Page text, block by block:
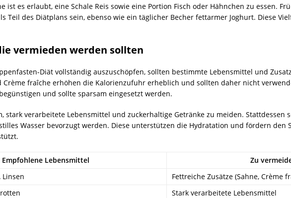
ist es erlaubt, eine Schale Reis sowie eine Portion Fisch oder Hähnchen zu essen.
Teil des Diätplans sein, ebenso wie ein täglicher Becher fettarmer Joghurt. Diese
vermieden werden sollten
Diät vollständig auszuschöpfen, sollten bestimmte Lebensmittel und
Crème fraîche erhöhen die Kalorienzufuhr erheblich und sollten daher nicht
und sollte sparsam eingesetzt werden.
stark verarbeitete Lebensmittel und zuckerhaltige Getränke zu meiden. Stattdessen
Wasser bevorzugt werden. Diese unterstützen die Hydratation und fördern den
Empfohlene Lebensmittel
Zu
Linsen
Fettreiche Zusätze (Sahne, Crème
Stark verarbeitete Lebensmittel